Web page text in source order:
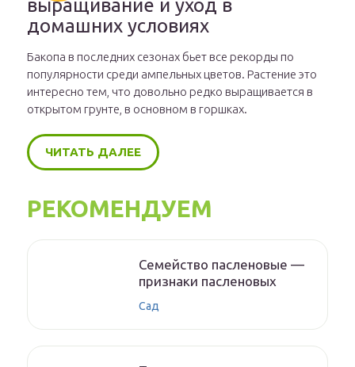
выращивание и уход в
домашних условиях
Бакопа в последних сезонах бьет все рекорды по
популярности среди ампельных цветов. Растение это
интересно тем, что довольно редко выращивается в
открытом грунте, в основном в горшках.
ЧИТАТЬ ДАЛЕЕ
РЕКОМЕНДУЕМ
Семейство пасленовые —
признаки пасленовых
Сад